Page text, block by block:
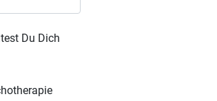
Du Dich